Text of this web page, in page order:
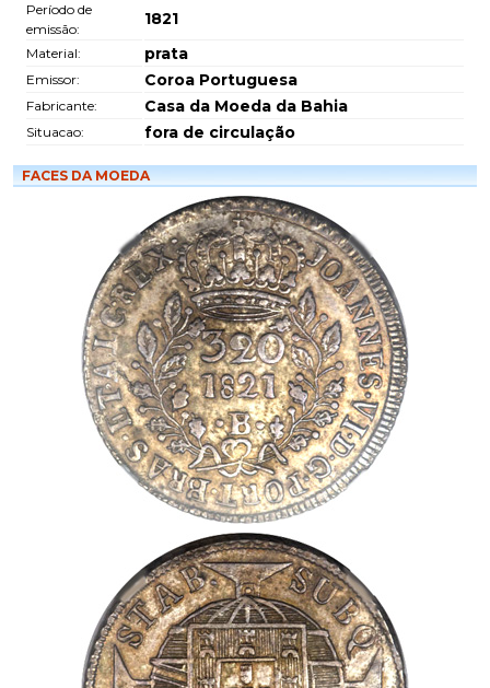
Período de
emissão:
1821
Material: prata
Emissor: Coroa Portuguesa
Fabricante: Casa da Moeda da Bahia
Situacao: fora de circulação
FACES DA MOEDA